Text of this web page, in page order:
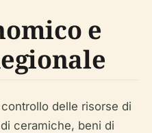
e
delle risorse di
ceramiche, beni di